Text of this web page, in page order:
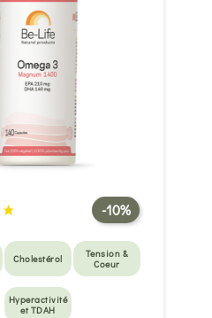
-10%
Cholestérol
Tension &
Coeur
Hyperactivité
et TDAH